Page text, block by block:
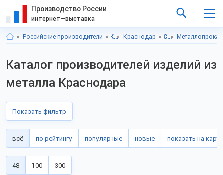
Производство России
интернет—выставка
Российские производители Краснодарский край Краснодар Строительство и ремонт Металлопрокат
Каталог производителей изделий из
металла Краснодара
Показать фильтр
всё по рейтингу популярные новые показать на карте
48 100 300